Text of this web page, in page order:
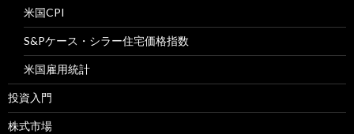
米国CPI
S&Pケース・シラー住宅価格指数
米国雇用統計
投資入門
株式市場